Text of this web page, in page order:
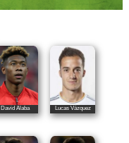
David Alaba Lucas Vázquez